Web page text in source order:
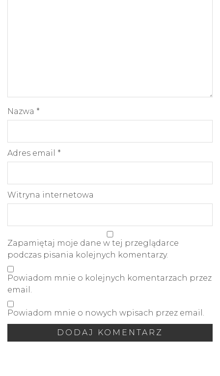
Nazwa *
Adres email *
Witryna internetowa
Zapamiętaj moje dane w tej przeglądarce
podczas pisania kolejnych komentarzy.
Powiadom mnie o kolejnych komentarzach przez
email.
Powiadom mnie o nowych wpisach przez email.